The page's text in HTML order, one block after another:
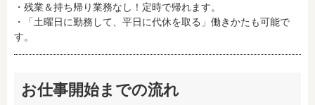
・残業＆持ち帰り業務なし！定時で帰れます。
・「土曜日に勤務して、平日に代休を取る」働きかたも可能で
す。
お仕事開始までの流れ